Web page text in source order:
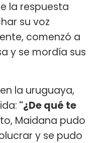
la respuesta
su voz
comenzó a
y se mordía sus
la uruguaya,
"¿De qué te
Maidana pudo
y se pudo